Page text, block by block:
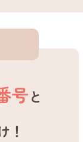
号と
！